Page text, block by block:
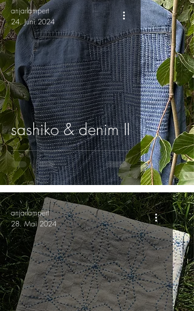
sashiko & denim II
anjarlampert
24. Juni 2024
anjarlampert
28. Mai 2024